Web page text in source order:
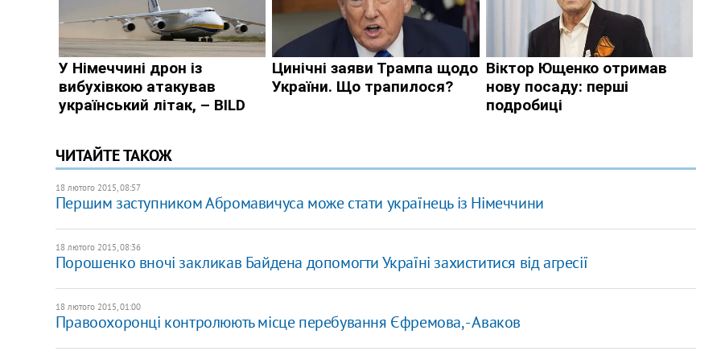
ЧИТАЙТЕ ТАКОЖ
18 лютого 2015, 08:57
Першим заступником Абромавичуса може стати українець із Німеччини
18 лютого 2015, 08:36
Порошенко вночі закликав Байдена допомогти Україні захиститися від агресії
18 лютого 2015, 01:00
Правоохоронці контролюють місце перебування Єфремова, - Аваков